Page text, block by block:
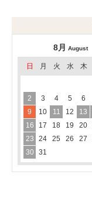
8月 August
日 月 火 水 木
2
3 4 5 6
9
10 11 12 13
16
17 18 19 20
23
24 25 26 27
30
31